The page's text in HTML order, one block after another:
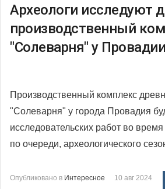
Археологи исследуют
производственный
"Солеварня" у Провадии
Производственный комплекс
"Солеварня" у города Провадия
исследовательских работ во
по очереди, археологического
Опубликовано в Интересное 10 авг 2024